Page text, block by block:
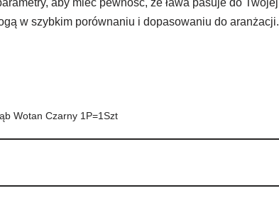
aby mieć pewność, że ława pasuje do Twojej
w szybkim porównaniu i dopasowaniu do aranżacji.
Wotan Czarny 1P=1Szt